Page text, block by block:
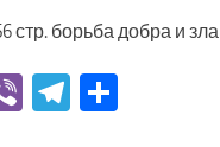
стр. борьба добра и зла
ViberTelegram